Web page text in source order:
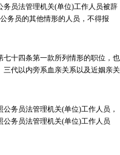
员法管理机关(单位)工作人员被辞
务员的其他情形的人员，不得报
十四条第一款所列情形的职位，也
代以内旁系血亲关系以及近姻亲关
务员法管理机关(单位)工作人员，
务员法管理机关(单位)工作人员